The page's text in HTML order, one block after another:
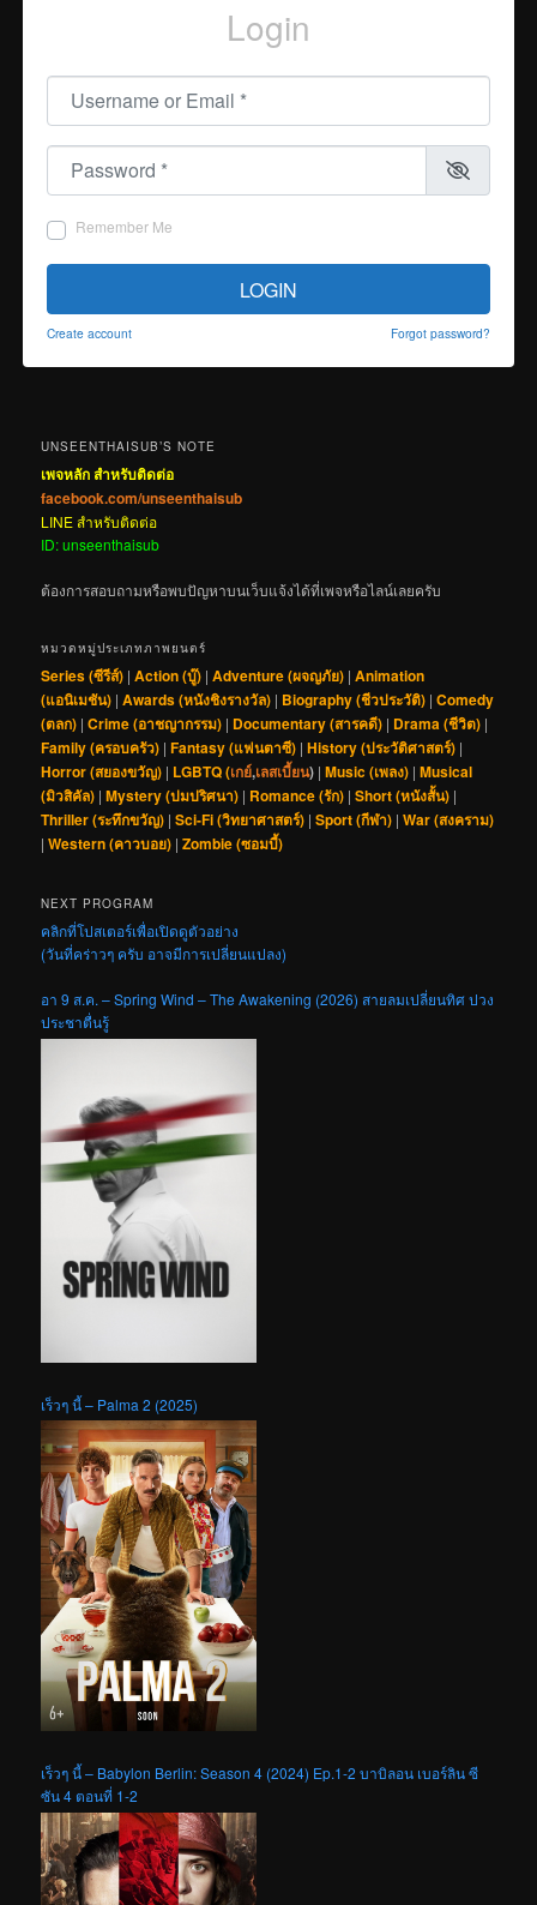
Login
Username or Email
Password
Remember Me
LOGIN
Create account Forgot password?
UNSEENTHAISUB’S NOTE
เพจหลัก สำหรับติดต่อ
facebook.com/unseenthaisub
LINE สำหรับติดต่อ
ID: unseenthaisub
ต้องการสอบถามหรือพบปัญหาบนเว็บแจ้งได้ที่เพจหรือไลน์เลยครับ
หมวดหมู่ประเภทภาพยนตร์
Series (ซีรีส์) |Action (บู๊) |Adventure (ผจญภัย) |Animation
(แอนิเมชัน) |Awards (หนังชิงรางวัล) | Biography (ชีวประวัติ) |Comedy
(ตลก) |Crime (อาชญากรรม) | Documentary (สารคดี) | Drama (ชีวิต) |
Family (ครอบครัว) |Fantasy (แฟนตาซี) |History (ประวัติศาสตร์) |
Horror (สยองขวัญ) | LGBTQ (เกย์,เลสเบี้ยน) |Music (เพลง) |Musical
(มิวสิคัล) |Mystery (ปมปริศนา) | Romance (รัก) |Short (หนังสั้น) |
Thriller (ระทึกขวัญ) |Sci-Fi (วิทยาศาสตร์) |Sport (กีฬา) |War (สงคราม)
|Western (คาวบอย) |Zombie (ซอมบี้)
NEXT PROGRAM
คลิกที่โปสเตอร์เพื่อเปิดดูตัวอย่าง
(วันที่คร่าวๆ ครับ อาจมีการเปลี่ยนแปลง)
อา 9 ส.ค. – Spring Wind – The Awakening (2026) สายลมเปลี่ยนทิศ ปวง
ประชาตื่นรู้
เร็วๆ นี้ – Palma 2 (2025)
เร็วๆ นี้ – Babylon Berlin: Season 4 (2024) Ep.1-2 บาบิลอน เบอร์ลิน ซี
ซัน 4 ตอนที่ 1-2